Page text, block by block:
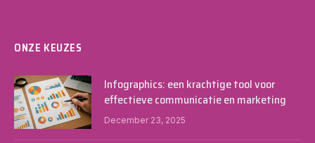
ONZE KEUZES
Infographics: een krachtige tool voor
effectieve communicatie en marketing
December 23, 2025